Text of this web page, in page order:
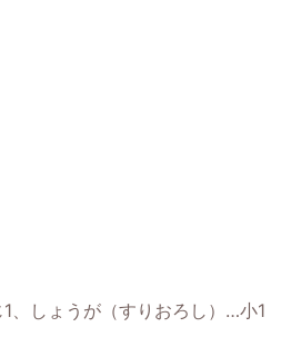
しょうが（すりおろし）…小1